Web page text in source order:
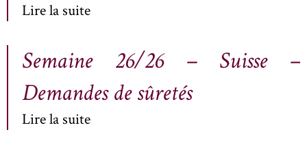
Lire la suite
Semaine 26/26 – Suisse –
Demandes de sûretés
Lire la suite